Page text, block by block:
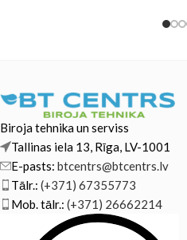
Biroja tehnika un serviss
Tallinas iela 13, Rīga, LV-1001
E-pasts: btcentrs@btcentrs.lv
Tālr.: (+371) 67355773
Mob. tālr.: (+371) 26662214